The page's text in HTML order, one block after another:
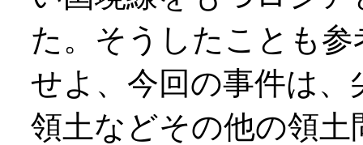
た。そうしたことも
せよ、今回の事件は
領土などその他の領